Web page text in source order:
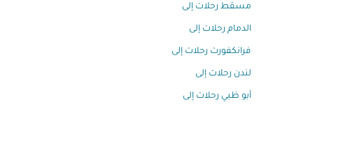
مسقط رحلات إلى
الدمام رحلات إلى
فرانكفورت رحلات إلى
لندن رحلات إلى
أبو ظبي رحلات إلى